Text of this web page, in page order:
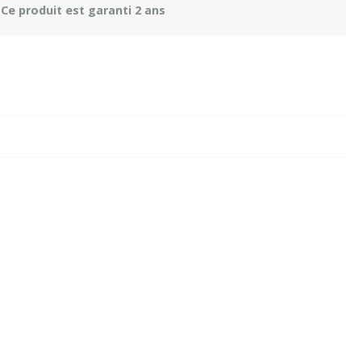
Ce produit est garanti 2 ans